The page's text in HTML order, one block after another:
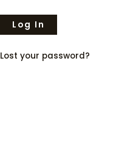
Lost your password?